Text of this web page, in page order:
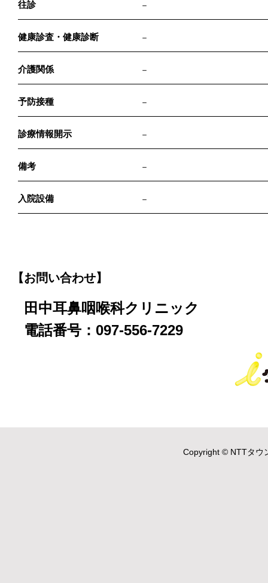
往診 －
健康診査・健康診断 －
介護関係 －
予防接種 －
診療情報開示 －
備考 －
入院設備 －
【お問い合わせ】
田中耳鼻咽喉科クリニック
電話番号：097-556-7229
Copyright © NTTタウ